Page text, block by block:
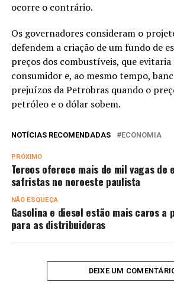
ocorre o contrário.
Os governadores consideram o
defendem a criação de um fundo de
preços dos combustíveis, que evitaria
consumidor e, ao mesmo tempo,
prejuízos da Petrobras quando o
petróleo e o dólar sobem.
NOTÍCIAS RECOMENDADAS ECONOMIA
PRÓXIMO
Tereos oferece mais de mil vagas de
safristas no noroeste paulista
NÃO ESQUEÇA
Gasolina e diesel estão mais caros a
para as distribuidoras
DEIXE UM